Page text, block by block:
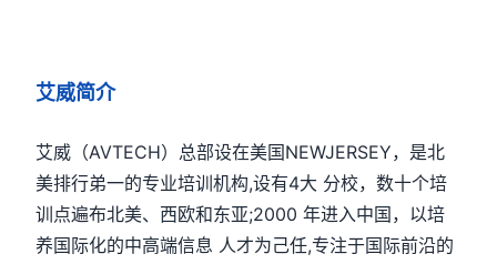
艾威简介
艾威（AVTECH）总部设在美国NEWJERSEY，是北
美排行弟一的专业培训机构,设有4大 分校，数十个培
训点遍布北美、西欧和东亚;2000 年进入中国，以培
养国际化的中高端信息 人才为己任,专注于国际前沿的